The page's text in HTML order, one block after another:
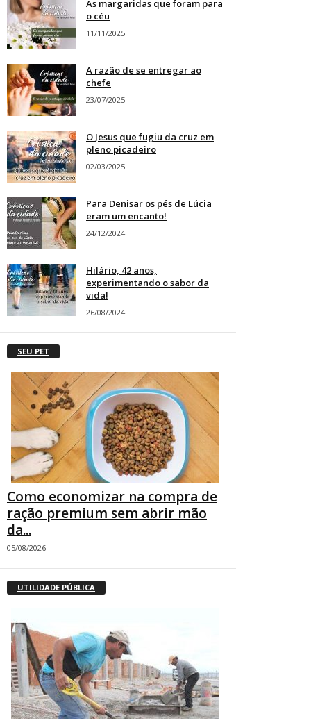
As margaridas que foram para
o céu
11/11/2025
A razão de se entregar ao
chefe
23/07/2025
O Jesus que fugiu da cruz em
pleno picadeiro
02/03/2025
Para Denisar os pés de Lúcia
eram um encanto!
24/12/2024
Hilário, 42 anos,
experimentando o sabor da
vida!
26/08/2024
SEU PET
Como economizar na compra de
ração premium sem abrir mão
da...
05/08/2026
UTILIDADE PÚBLICA